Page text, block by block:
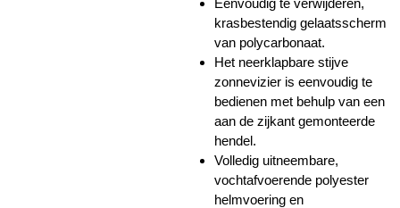
krasbestendig gelaatsscherm
van polycarbonaat.
Het neerklapbare stijve
zonnevizier is eenvoudig te
bedienen met behulp van een
aan de zijkant gemonteerde
hendel.
Volledig uitneembare,
vochtafvoerende polyester
helmvoering en